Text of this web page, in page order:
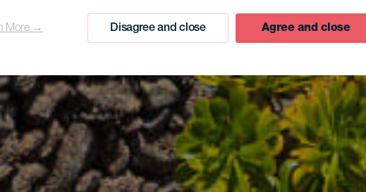
More → Disagree and close Agree and close